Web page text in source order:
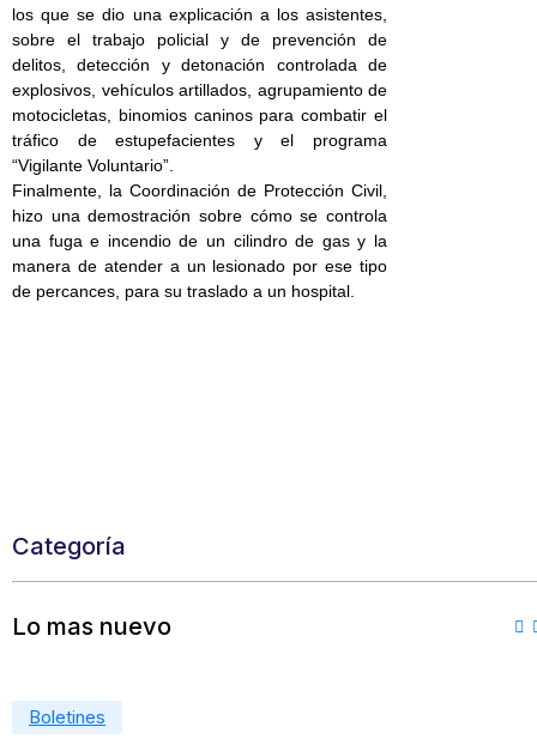
los que se dio una explicación a los asistentes,
sobre el trabajo policial y de prevención de
delitos, detección y detonación controlada de
explosivos, vehículos artillados, agrupamiento de
motocicletas, binomios caninos para combatir el
tráfico de estupefacientes y el programa
“Vigilante Voluntario”.
Finalmente, la Coordinación de Protección Civil,
hizo una demostración sobre cómo se controla
una fuga e incendio de un cilindro de gas y la
manera de atender a un lesionado por ese tipo
de percances, para su traslado a un hospital.
Categoría
Lo mas nuevo
Boletines